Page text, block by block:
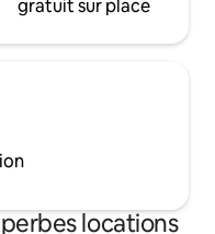
gratuit sur place
locations